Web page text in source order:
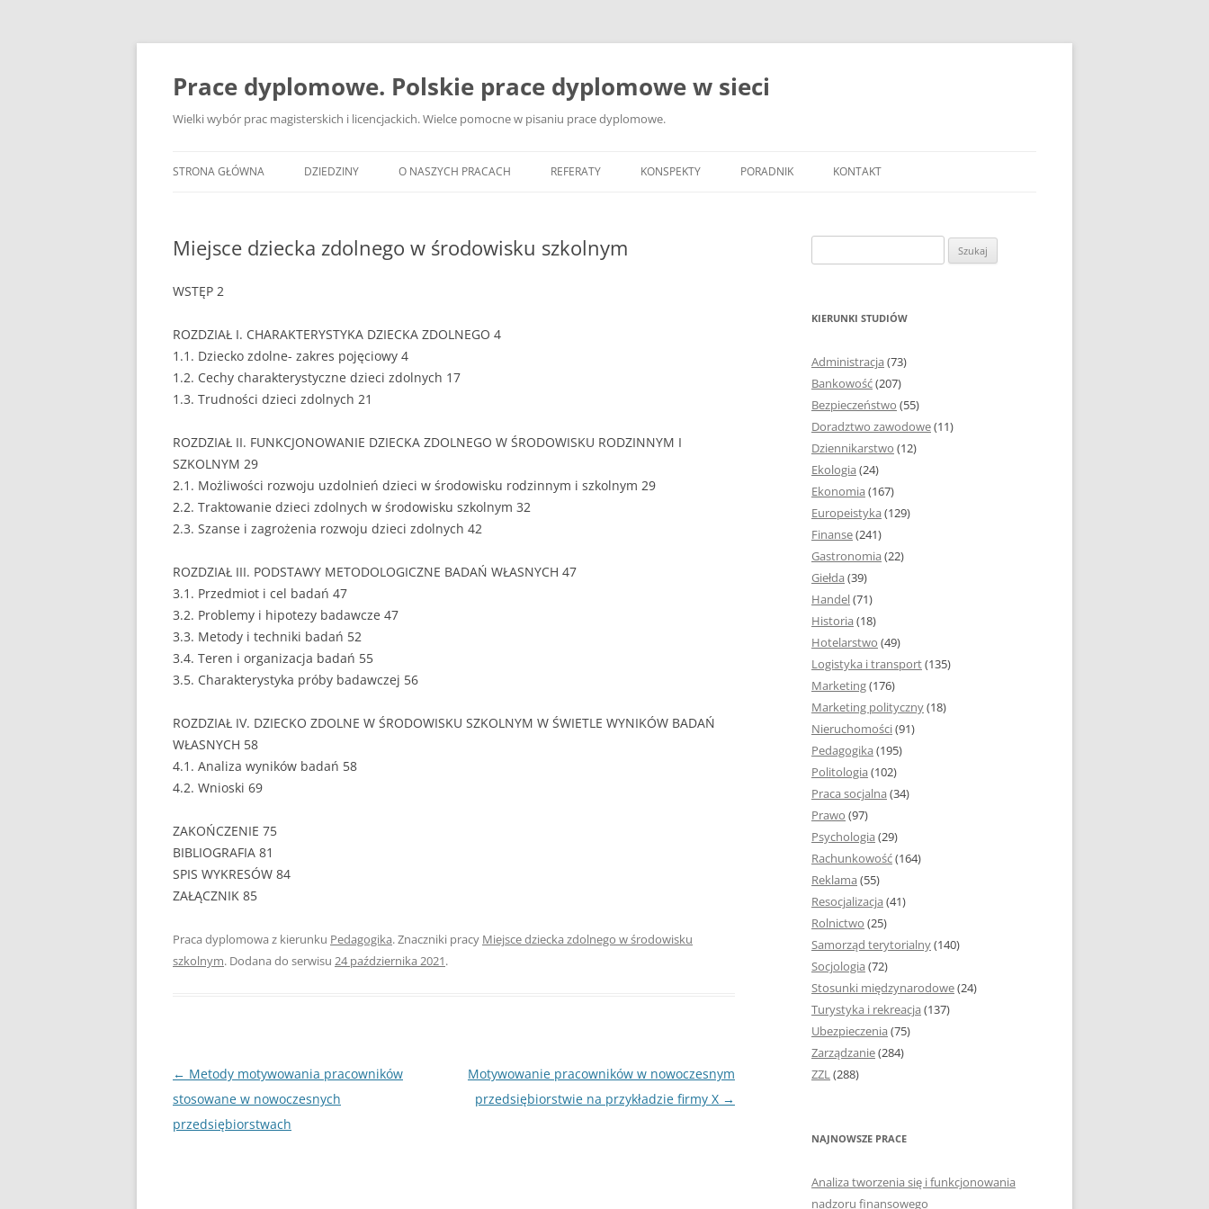
Przejdź
Prace dyplomowe. Polskie prace dyplomowe w sieci
Wielki wybór prac magisterskich i licencjackich. Wielce pomocne w pisaniu prace dyplomowe.
STRONA GŁÓWNA DZIEDZINY
BANKOWOŚĆ
EKOLOGIA
EKONOMIA
GASTRONOMIA
HANDEL
HISTORIA
HOTELARSTWO
LOGISTYKA I TRANSPORT
MARKETING
MARKETING POLITYCZNY
PSYCHOLOGIA
ROLNICTWO
O NASZYCH PRACACH REFERATY KONSPEKTY PORADNIK
JAK ZBIERAĆ I OPRACOWYWAĆ
BIBLIOGRAFICZNYCH
ZAWARTOŚĆ I ROZMIAR PRACY
DYPLOMOWEJ
ESTETYKA PRACY DYPLOMOWEJ –
WYRÓŻNIENIA, NUMEROWANIE
CZCIONKA, MARGINESY I
WIELKOŚĆ STRON
STRUKTURA AKAPITU W PRACY
DYPLOMOWEJ
STYL PRACY DYPLOMOWEJ
SPIS TREŚCI W PRACY
DYPLOMOWEJ
WSTĘP PRACY DYPLOMOWEJ
ROZDZIAŁY I PODROZDZIAŁY
ZAKOŃCZENIE PRACY
DYPLOMOWEJ
BIBLIOGRAFIA
SPIS RYSUNKÓW, TABEL I
ZAŁĄCZNIKÓW
TABELE, RYSUNKI ORAZ WYKRESY
KSIĄŻKI, KTÓRE POMOGĄ CI
KONTAKT
Miejsce dziecka zdolnego w środowisku szkolnym
WSTĘP 2
ROZDZIAŁ I. CHARAKTERYSTYKA DZIECKA ZDOLNEGO 4
1.1. Dziecko zdolne- zakres pojęciowy 4
1.2. Cechy charakterystyczne dzieci zdolnych 17
1.3. Trudności dzieci zdolnych 21
ROZDZIAŁ II. FUNKCJONOWANIE DZIECKA ZDOLNEGO W ŚRODOWISKU RODZINNYM I
SZKOLNYM 29
2.1. Możliwości rozwoju uzdolnień dzieci w środowisku rodzinnym i szkolnym 29
2.2. Traktowanie dzieci zdolnych w środowisku szkolnym 32
2.3. Szanse i zagrożenia rozwoju dzieci zdolnych 42
ROZDZIAŁ III. PODSTAWY METODOLOGICZNE BADAŃ WŁASNYCH 47
3.1. Przedmiot i cel badań 47
3.2. Problemy i hipotezy badawcze 47
3.3. Metody i techniki badań 52
3.4. Teren i organizacja badań 55
3.5. Charakterystyka próby badawczej 56
ROZDZIAŁ IV. DZIECKO ZDOLNE W ŚRODOWISKU SZKOLNYM W ŚWIETLE WYNIKÓW BADAŃ
WŁASNYCH 58
4.1. Analiza wyników badań 58
4.2. Wnioski 69
ZAKOŃCZENIE 75
BIBLIOGRAFIA 81
SPIS WYKRESÓW 84
ZAŁĄCZNIK 85
Praca dyplomowa z kierunku Pedagogika. Znaczniki pracy Miejsce dziecka zdolnego w środowisku
szkolnym. Dodana do serwisu 24 października 2021.
Nawigacja
wpisu
← Metody motywowania pracowników
stosowane w nowoczesnych
przedsiębiorstwach
Motywowanie pracowników w nowoczesnym
przedsiębiorstwie na przykładzie firmy X →
KIERUNKI STUDIÓW
Administracja (73)
Bankowość(207)
Bezpieczeństwo (55)
Doradztwo zawodowe(11)
Dziennikarstwo (12)
Ekologia (24)
Ekonomia (167)
Europeistyka (129)
Finanse(241)
Gastronomia (22)
Giełda (39)
Handel(71)
Historia (18)
Hotelarstwo (49)
Logistyka i transport(135)
Marketing(176)
Marketing polityczny(18)
Nieruchomości(91)
Pedagogika (195)
Politologia (102)
Praca socjalna (34)
Prawo (97)
Psychologia (29)
Rachunkowość(164)
Reklama (55)
Resocjalizacja (41)
Rolnictwo (25)
Samorząd terytorialny(140)
Socjologia (72)
Stosunki międzynarodowe(24)
Turystyka i rekreacja (137)
Ubezpieczenia (75)
Zarządzanie(284)
ZZL(288)
NAJNOWSZE PRACE
Analiza tworzenia się i funkcjonowania
nadzoru finansowego